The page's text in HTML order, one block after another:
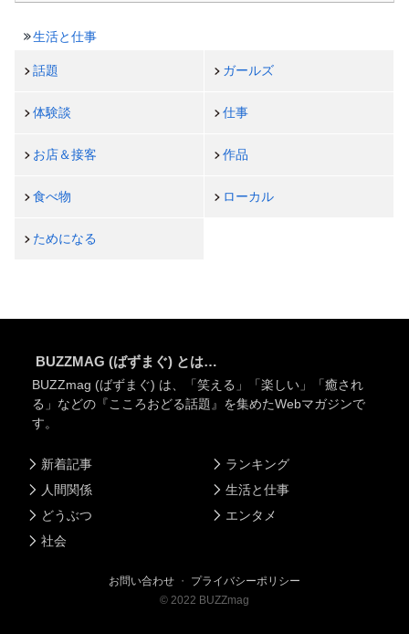
生活と仕事
話題 ガールズ
体験談 仕事
お店＆接客 作品
食べ物 ローカル
ためになる
BUZZMAG (ばずまぐ) とは…
BUZZmag (ばずまぐ) は、「笑える」「楽しい」「癒され
る」などの『こころおどる話題』を集めたWebマガジンで
す。
新着記事
人間関係
どうぶつ
社会
ランキング
生活と仕事
エンタメ
お問い合わせ ・ プライバシーポリシー
© 2022 BUZZmag